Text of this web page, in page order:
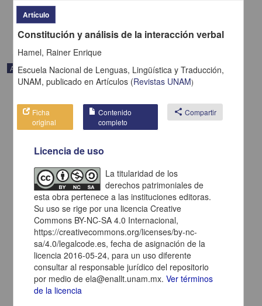
Artículo
Los nombres de lugar en náhuatl
León Portilla, Miguel - Instituto de Investigaciones Históricas, UNAM
Artes y Humanidades
Artículo
Constitución y análisis de la interacción verbal
Hamel, Rainer Enrique
Escuela Nacional de Lenguas, Lingüística y Traducción,
UNAM, publicado enArtículos (Revistas UNAM)
Ficha
original
Contenido
completo
share Compartir
Licencia de uso
La titularidad de los
derechos patrimoniales de
esta obra pertenece a las instituciones editoras.
Su uso se rige por una licencia Creative
Commons BY-NC-SA 4.0 Internacional,
https://creativecommons.org/licenses/by-nc-
sa/4.0/legalcode.es, fecha de asignación de la
licencia 2016-05-24, para un uso diferente
consultar al responsable jurídico del repositorio
por medio de ela@enallt.unam.mx.Ver términos
de la licencia